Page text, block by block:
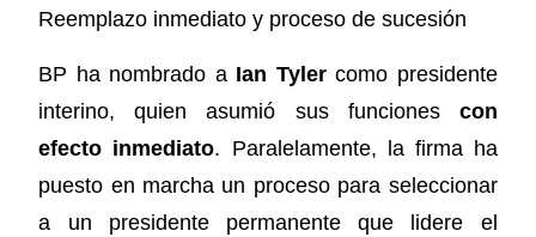
Reemplazo inmediato y proceso de sucesión
BP ha nombrado a Ian Tylercomo presidente
interino, quien asumió sus funciones con
efecto inmediato. Paralelamente, la firma ha
puesto en marcha un proceso para seleccionar
a un presidente permanente que lidere el